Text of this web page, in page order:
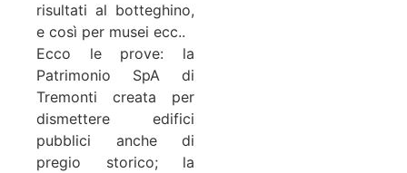
risultati al botteghino,
e così per musei ecc..
Ecco le prove: la
Patrimonio SpA di
Tremonti creata per
dismettere edifici
pubblici anche di
pregio storico; la